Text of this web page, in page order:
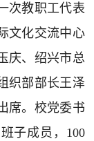
次教职工代表
文化交流中心
庆、绍兴市总
织部部长王泽
席。校党委书
子成员，100